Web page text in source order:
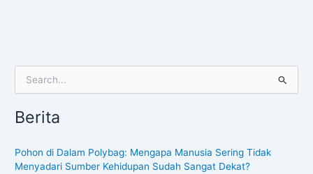
e
r
h
f
Berita
Pohon di Dalam Polybag: Mengapa Manusia Sering Tidak
Menyadari Sumber Kehidupan Sudah Sangat Dekat?